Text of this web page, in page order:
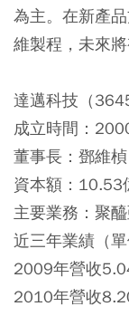
為主。在新產
維製程，未來將
達邁科技（3645
成立時間：
董事長：鄧維楨
資本額：10.53
主要業務：聚
近三年業績（
2009年營收
2010年營收